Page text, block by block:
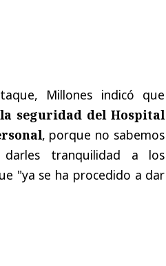
Millones indicó que
seguridad del Hospital
, porque no sabemos
tranquilidad a los
"ya se ha procedido a dar